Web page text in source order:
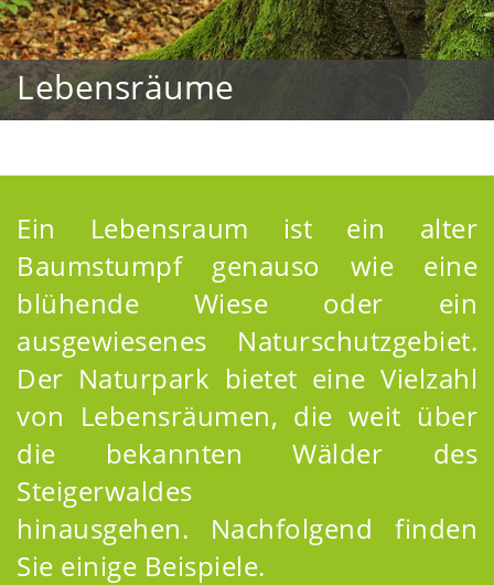
Lebensräume
Ein Lebensraum ist ein alter
Baumstumpf genauso wie eine
blühende Wiese oder ein
ausgewiesenes Naturschutzgebiet.
Der Naturpark bietet eine Vielzahl
von Lebensräumen, die weit über
die bekannten Wälder des
Steigerwaldes
hinausgehen. Nachfolgend finden
Sie einige Beispiele.